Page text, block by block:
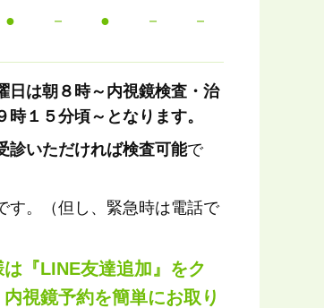
● － ● － －
は朝８時～内視鏡検査・治
１５分頃～となります。
診いただければ検査可能で
す。（但し、緊急時は電話で
『LINE友達追加』をク
視鏡予約を簡単にお取り